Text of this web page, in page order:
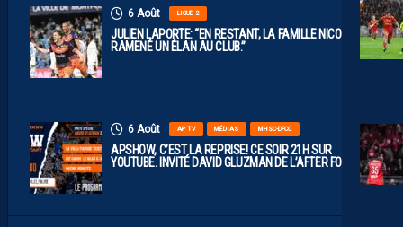
6 Août LIGUE 2
JULIEN LAPORTE: “EN RESTANT, LA FAMILLE NICOLLIN A
RAMENÉ UN ÉLAN AU CLUB.”
6 Août AP TV MÉDIAS MHSC-DFCO
APSHOW, C’EST LA REPRISE! CE SOIR 21H SUR
YOUTUBE. INVITÉ DAVID GLUZMAN DE L’AFTER FOOT.